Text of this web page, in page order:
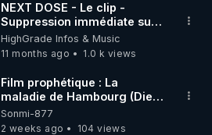
NEXT DOSE - Le clip -
Suppression immédiate sur
YouTube par ordre de l'OMS
(+ résumé dépopulation)
HighGrade Infos & Music
11 months ago
1.0 k views
Film prophétique : La
maladie de Hambourg (Die
Hamburger Krankheit) 1979
Vost Eng
Sonmi-877
2 weeks ago
104 views